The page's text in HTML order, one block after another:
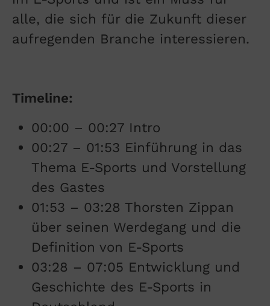
alle, die sich für die Zukunft dieser
aufregenden Branche interessieren.
Timeline:
00:00 – 00:27 Intro
00:27 – 01:53 Einführung in das
Thema E-Sports und Vorstellung
des Gastes
01:53 – 03:28 Thorsten Zippan
über seinen Werdegang und die
Definition von E-Sports
03:28 – 07:05 Entwicklung und
Geschichte des E-Sports in